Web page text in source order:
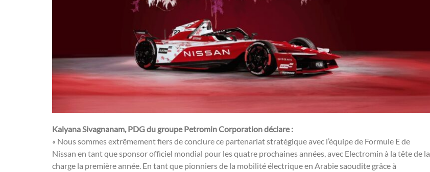
Kalyana Sivagnanam, PDG du groupe Petromin Corporation déclare :
« Nous sommes extrêmement fiers de conclure ce partenariat stratégique avec l’équipe de Formule E de
Nissan en tant que sponsor officiel mondial pour les quatre prochaines années, avec Electromin à la tête de la
charge la première année. En tant que pionniers de la mobilité électrique en Arabie saoudite grâce à